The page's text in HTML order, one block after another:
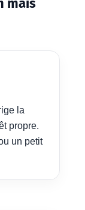
mais
la
propre.
un petit